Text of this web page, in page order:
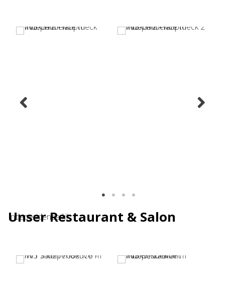
Independence IiI
Unser Restaurant & Salon